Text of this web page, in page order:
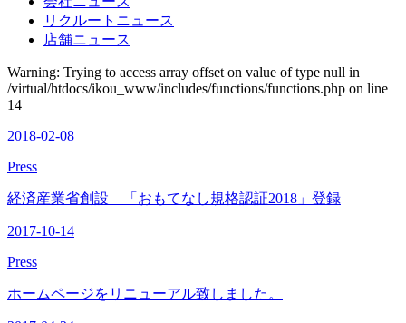
リクルートニュース
店舗ニュース
Warning: Trying to access array offset on value of type null in
/virtual/htdocs/ikou_www/includes/functions/functions.php on line
14
2018-02-08
Press
経済産業省創設 「おもてなし規格認証2018」登録
2017-10-14
Press
ホームページをリニューアル致しました。